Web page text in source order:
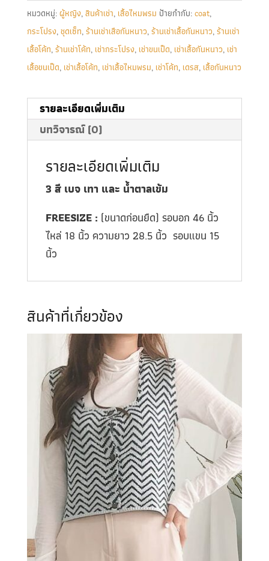
หมวดหมู่:ผู้หญิง,สินค้าเช่า, เสื้อไหมพรม ป้ายกำกับ:coat,
กระโปรง,ชุดเซ็ท,ร้านเช่าเสือกันหนาว,ร้านเช่าเสื้อกันหนาว,ร้านเช่า
เสื้อโค้ท,ร้านเช่าโค้ท, เช่ากระโปรง, เช่าขนเป็ด, เช่าเสื้อกันหนาว, เช่า
เสื้อขนเป็ด, เช่าเสื้อโค้ท, เช่าเสื้อไหมพรม, เช่าโค้ท, เดรส, เสื้อกันหนาว
รายละเอียดเพิ่มเติม
บทวิจารณ์ (0)
รายละเอียดเพิ่มเติม
3 สี เบจ เทา และ น้ำตาลเข้ม
FREESIZE : (ขนาดก่อนยืด) รอบอก 46 นิ้ว
ไหล่ 18 นิ้ว ความยาว 28.5 นิ้ว รอบแขน 15
นิ้ว
สินค้าที่เกี่ยวข้อง